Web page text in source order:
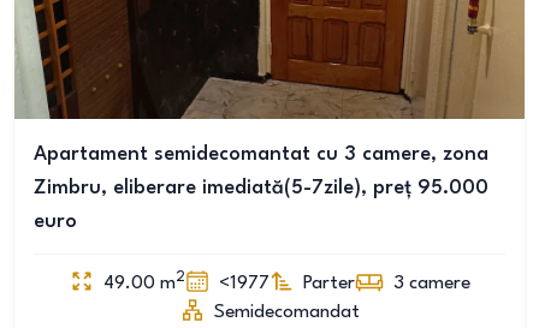
Apartament semidecomantat cu 3 camere, zona
Zimbru, eliberare imediată(5-7zile), preț 95.000
euro
49.00 m2 <1977 Parter 3 camere
Semidecomandat